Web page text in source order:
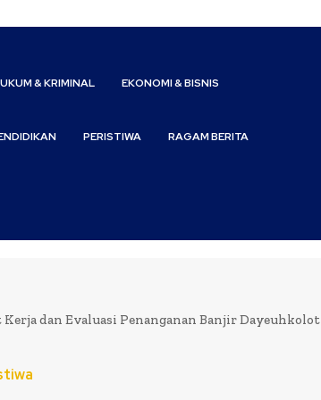
& KRIMINAL EKONOMI & BISNIS
PERISTIWA RAGAM BERITA
dan Evaluasi Penanganan Banjir Dayeuhkolot